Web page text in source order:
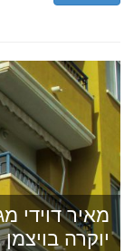
יוקרה בויצמן 52 תל אביב